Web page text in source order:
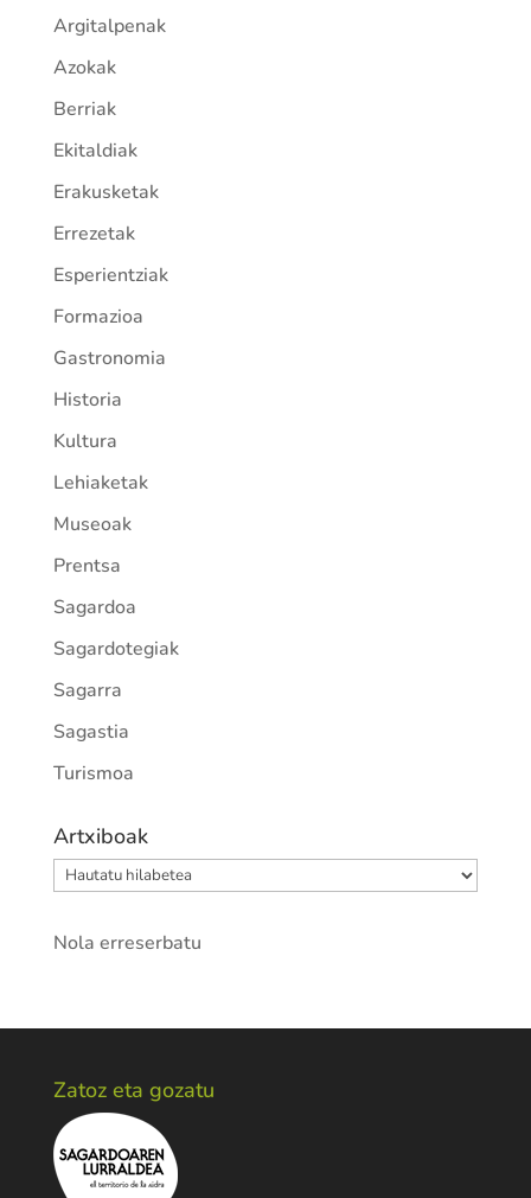
Argitalpenak
Azokak
Berriak
Ekitaldiak
Erakusketak
Errezetak
Esperientziak
Formazioa
Gastronomia
Historia
Kultura
Lehiaketak
Museoak
Prentsa
Sagardoa
Sagardotegiak
Sagarra
Sagastia
Turismoa
Artxiboak
Artxiboak
Nola erreserbatu
Zatoz eta gozatu